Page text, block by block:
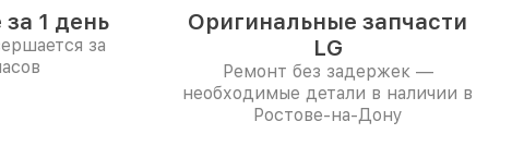
1 день
за
Оригинальные запчасти
LG
Ремонт без задержек —
необходимые детали в наличии в
Ростове-на-Дону